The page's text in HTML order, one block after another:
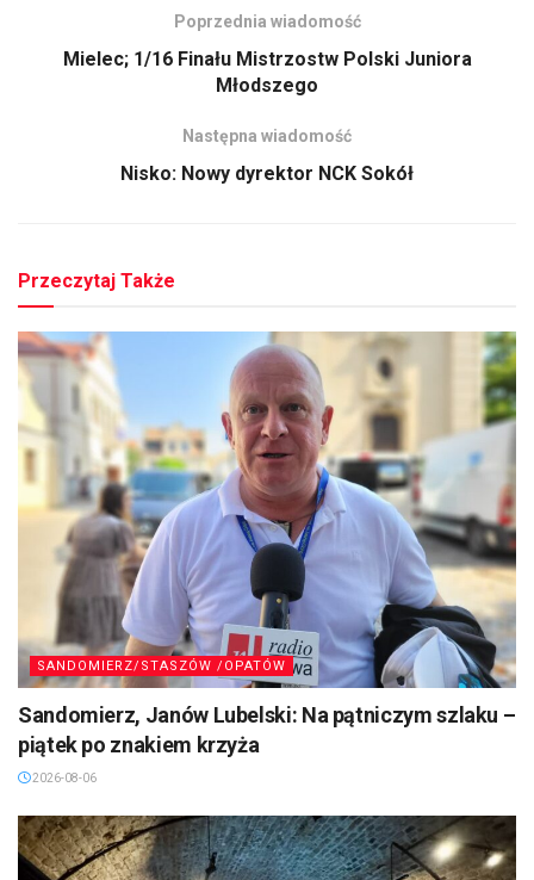
Poprzednia wiadomość
Mielec; 1/16 Finału Mistrzostw Polski Juniora
Młodszego
Następna wiadomość
Nisko: Nowy dyrektor NCK Sokół
Przeczytaj Także
SANDOMIERZ/STASZÓW /OPATÓW
Sandomierz, Janów Lubelski: Na pątniczym szlaku –
piątek po znakiem krzyża
2026-08-06